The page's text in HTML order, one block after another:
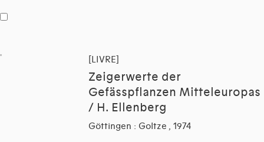
[LIVRE]
Zeigerwerte der
Gefässpflanzen Mitteleuropas
/ H. Ellenberg
Göttingen : Goltze , 1974